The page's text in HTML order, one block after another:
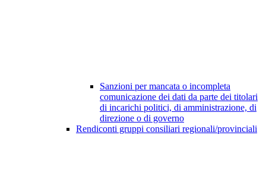
Sanzioni per mancata o incompleta
comunicazione dei dati da parte dei titolari
di incarichi politici, di amministrazione, di
direzione o di governo
Rendiconti gruppi consiliari regionali/provinciali